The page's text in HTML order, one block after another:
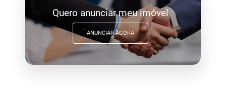
Quero anunciar meu imóvel
ANUNCIAR AGORA